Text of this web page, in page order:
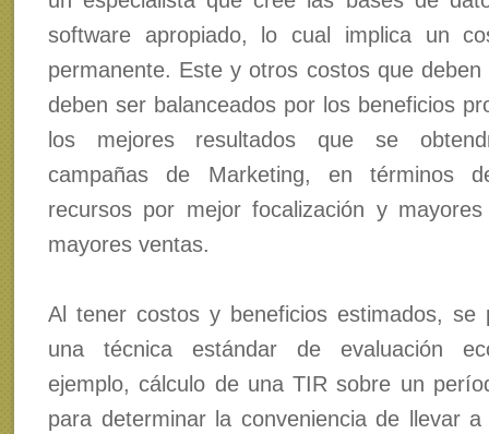
software apropiado, lo cual implica un
permanente. Este y otros costos que deben
deben ser balanceados por los beneficios
los mejores resultados que se
campañas de Marketing, en términos
recursos por mejor focalización y
mayores ventas.
Al tener costos y beneficios estimados, se
una técnica estándar de evaluación
ejemplo, cálculo de una TIR sobre un
para determinar la conveniencia de llevar